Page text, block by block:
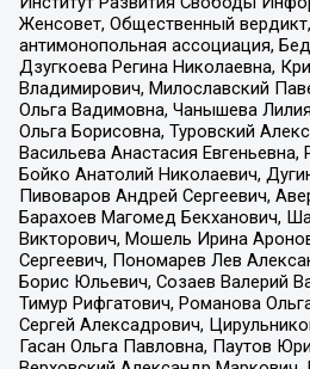
Женсовет, Общественный
антимонопольная ассоциация,
Дзугкоева Регина Николаевна,
Владимирович, Милославский
Ольга Вадимовна, Чанышева
Ольга Борисовна, Туровский
Васильева Анастасия Евгеньевна,
Бойко Анатолий Николаевич,
Пивоваров Андрей Сергеевич,
Барахоев Магомед Бекханович,
Викторович, Мошель Ирина
Сергеевич, Пономарев Лев
Борис Юльевич, Созаев Валерий
Тимур Рифгатович, Романова
Сергей Алексадрович,
Гасан Ольга Павловна, Паутов